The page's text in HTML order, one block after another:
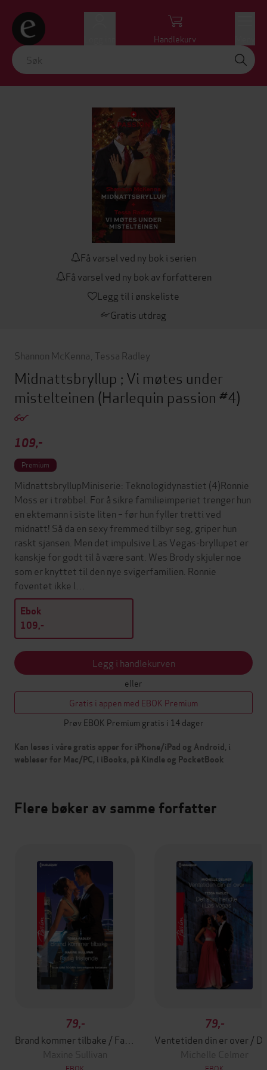
Handlekurv
Få varsel ved ny bok i serien
Få varsel ved ny bok av forfatteren
Legg til i ønskeliste
Gratis utdrag
Shannon McKenna Tessa Radley
Midnattsbryllup ; Vi møtes under
mistelteinen (Harlequin passion #4)
109,-
Premium
MidnattsbryllupMiniserie: Teknologidynastiet (4)Ronnie
Moss er i trøbbel. For å sikre familieimperiet trenger hun
en ektemann i siste liten – før hun fyller tretti ved
midnatt! Så da en sexy fremmed tilbyr seg, griper hun
raskt sjansen. Men det impulsive Las Vegas-bryllupet er
kanskje for godt til å være sant. Wes Brody skjuler noe
som er knyttet til den nye svigerfamilien. Ronnie
foventet ikke l…
Ebok
109,-
Legg i handlekurven
eller
Gratis i appen med EBOK Premium
Prøv EBOK Premium gratis i 14 dager
Kan leses i våre gratis apper for iPhone/iPad og Android, i
webleser for Mac/PC, i iBooks, på Kindle og PocketBook
Flere bøker av samme forfatter
79,-
Maxine Sullivan
EBOK
79,-
Michelle Celmer
EBOK